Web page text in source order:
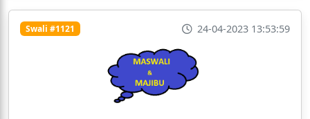
Swali #1121 24-04-2023 13:53:59